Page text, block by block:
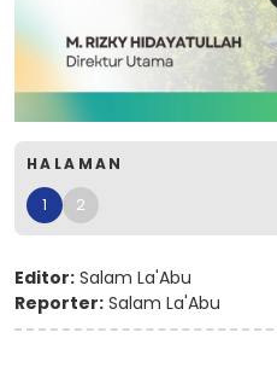
HALAMAN
1 2
Editor: Salam La'Abu
Reporter: Salam La'Abu